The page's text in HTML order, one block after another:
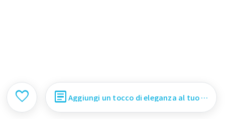
favorite_border article Aggiungi un tocco di eleganza al tuo caffè quotidiano